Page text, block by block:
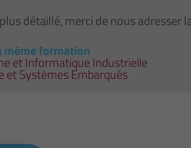
détaillé, merci de nous adresser
même formation
et Informatique Industrielle
et Systèmes Embarqués